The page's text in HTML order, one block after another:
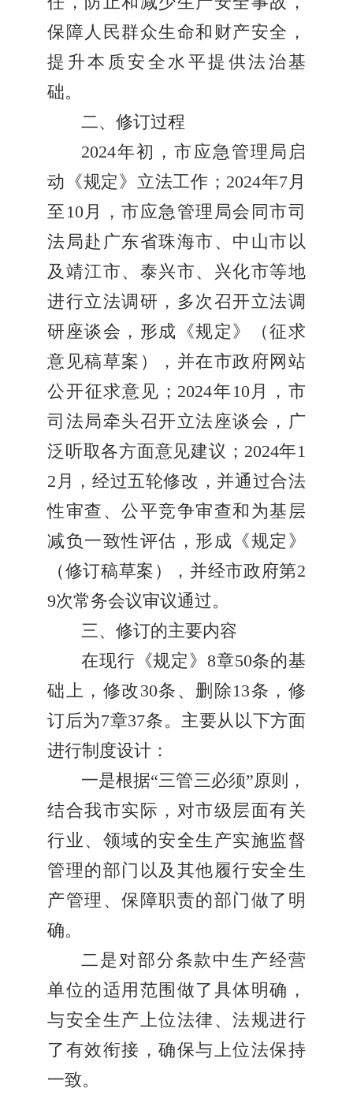
保障人民群众生命和财产安全，
提升本质安全水平提供法治基
础。
二、修订过程
2024年初，市应急管理局启
动《规定》立法工作；2024年7月
至10月，市应急管理局会同市司
法局赴广东省珠海市、中山市以
及靖江市、泰兴市、兴化市等地
进行立法调研，多次召开立法调
研座谈会，形成《规定》（征求
意见稿草案），并在市政府网站
公开征求意见；2024年10月，市
司法局牵头召开立法座谈会，广
泛听取各方面意见建议；2024年1
2月，经过五轮修改，并通过合法
性审查、公平竞争审查和为基层
减负一致性评估，形成《规定》
（修订稿草案），并经市政府第2
9次常务会议审议通过。
三、修订的主要内容
在现行《规定》8章50条的基
础上，修改30条、删除13条，修
订后为7章37条。主要从以下方面
进行制度设计：
一是根据“三管三必须”原则，
结合我市实际，对市级层面有关
行业、领域的安全生产实施监督
管理的部门以及其他履行安全生
产管理、保障职责的部门做了明
确。
二是对部分条款中生产经营
单位的适用范围做了具体明确，
与安全生产上位法律、法规进行
了有效衔接，确保与上位法保持
一致。